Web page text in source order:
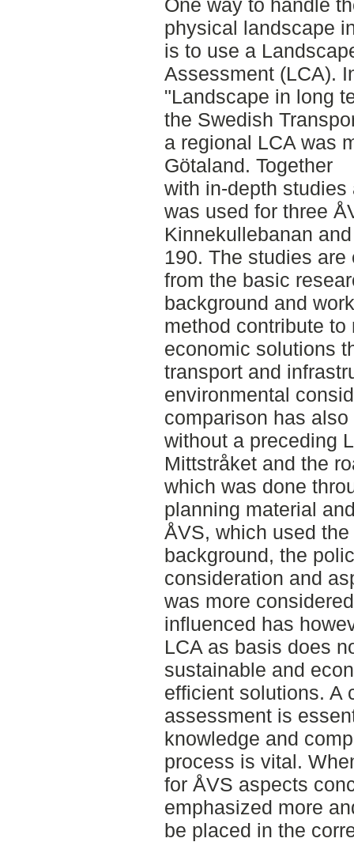
One way to handle
physical landscape
is to use a
Assessment (LCA).
"Landscape in long
the Swedish
a regional LCA was
Götaland. Together
with in-depth
was used for three
Kinnekullebanan
190. The studies are
from the basic
background and
method contribute
economic solutions
transport and
environmental
comparison has
without a preceding
Mittstråket and the
which was done
planning material
ÅVS, which used the
background, the
consideration and
was more
influenced has
LCA as basis does
sustainable and
efficient solutions. A
assessment is
knowledge and
process is vital.
for ÅVS aspects
emphasized more
be placed in the